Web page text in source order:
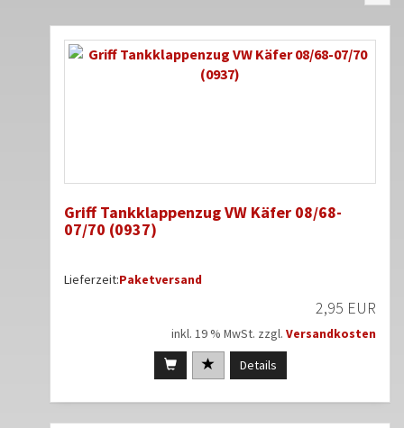
Griff Tankklappenzug VW Käfer 08/68-
07/70 (0937)
Lieferzeit:Paketversand
2,95 EUR
inkl. 19 % MwSt. zzgl. Versandkosten
Details